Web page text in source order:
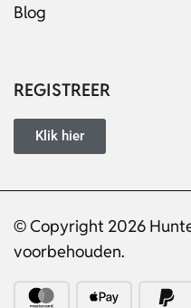
Blog
REGISTREER
Klik hier
© Copyright 2026
voorbehouden.